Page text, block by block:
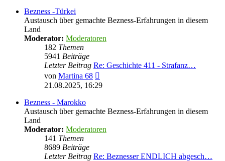
Bezness -Türkei
Austausch über gemachte Bezness-Erfahrungen in diesem
Land
Moderator: Moderatoren
182 Themen
5941 Beiträge
Letzter Beitrag Re: Geschichte 411 - Strafanz…
von Martina 68
Beitrag
21.08.2025, 16:29
Bezness - Marokko
Austausch über gemachte Bezness-Erfahrungen in diesem
Land
Moderator: Moderatoren
141 Themen
8689 Beiträge
Letzter Beitrag Re: Beznesser ENDLICH abgesch…